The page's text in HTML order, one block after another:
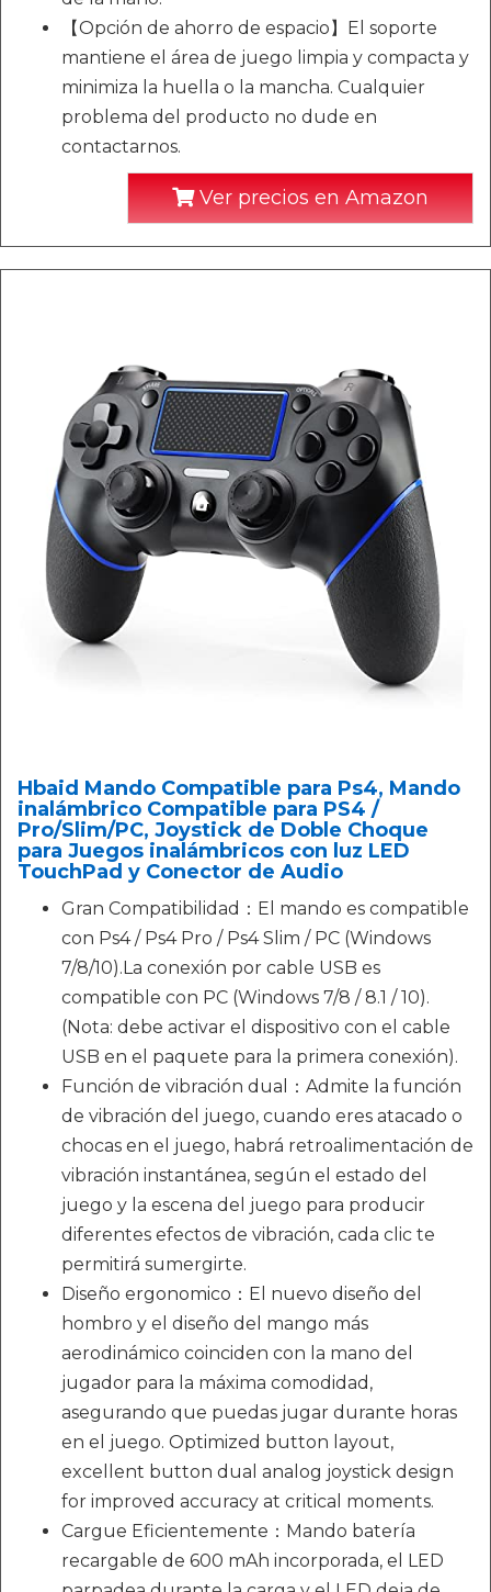
【Opción de ahorro de espacio】El soporte
mantiene el área de juego limpia y compacta y
minimiza la huella o la mancha. Cualquier
problema del producto no dude en
contactarnos.
Ver precios en Amazon
Hbaid Mando Compatible para Ps4, Mando
inalámbrico Compatible para PS4 /
Pro/Slim/PC, Joystick de Doble Choque
para Juegos inalámbricos con luz LED
TouchPad y Conector de Audio
Gran Compatibilidad：El mando es compatible
con Ps4 / Ps4 Pro / Ps4 Slim / PC (Windows
7/8/10).La conexión por cable USB es
compatible con PC (Windows 7/8 / 8.1 / 10).
(Nota: debe activar el dispositivo con el cable
USB en el paquete para la primera conexión).
Función de vibración dual：Admite la función
de vibración del juego, cuando eres atacado o
chocas en el juego, habrá retroalimentación de
vibración instantánea, según el estado del
juego y la escena del juego para producir
diferentes efectos de vibración, cada clic te
permitirá sumergirte.
Diseño ergonomico：El nuevo diseño del
hombro y el diseño del mango más
aerodinámico coinciden con la mano del
jugador para la máxima comodidad,
asegurando que puedas jugar durante horas
en el juego. Optimized button layout,
excellent button dual analog joystick design
for improved accuracy at critical moments.
Cargue Eficientemente：Mando batería
recargable de 600 mAh incorporada, el LED